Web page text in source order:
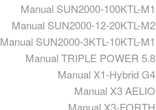
Manual SUN2000-100KTL-M1
Manual SUN2000-12-20KTL-M2
Manual SUN2000-3KTL-10KTL-M1
Manual TRIPLE POWER 5.8
Manual X1-Hybrid G4
Manual X3 AELIO
Manual X3-FORTH